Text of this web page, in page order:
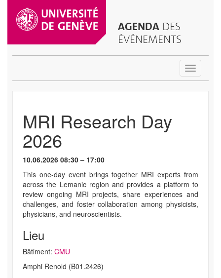
AGENDA DES
ÉVÉNEMENTS
Toggle
MRI Research Day
2026
10.06.2026 08:30 – 17:00
This one-day event brings together MRI experts from
across the Lemanic region and provides a platform to
review ongoing MRI projects, share experiences and
challenges, and foster collaboration among physicists,
physicians, and neuroscientists.
Lieu
Bâtiment: CMU
Amphi Renold (B01.2426)